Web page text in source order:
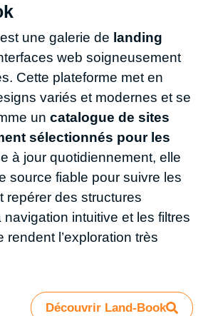
est une galerie de landing
web soigneusement
Cette plateforme met en
variés et modernes et se
un catalogue de sites
sélectionnés pour les
à jour quotidiennement, elle
source fiable pour suivre les
repérer des structures
intuitive et les filtres
rendent l’exploration très
Découvrir Land-Book